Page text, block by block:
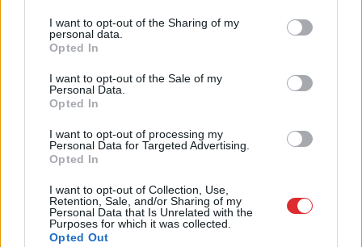
not limited to your visit or usage behaviour. You may click to
grant or deny consent to Google and its third-party tags to
use your data for below specified purposes in below Google
consent section.
I want to opt-out of the Sharing of my
personal data.
Opted In
I want to opt-out of the Sale of my
Personal Data.
Opted In
I want to opt-out of processing my
Personal Data for Targeted Advertising.
Opted In
I want to opt-out of Collection, Use,
Retention, Sale, and/or Sharing of my
Personal Data that Is Unrelated with the
Purposes for which it was collected.
Opted Out
pusēm, viņu sagaida pārsteigums
Kā
duncis mugurā! Bagātā Krievijas
kaimiņvalsts praktiski atteikusies no
Krievijas naftas iepirkšanas
Šīm3 zodiaka zīmēm augusts būs īsts
murgs – esi gatavs jau tagad!
Lasīt citas ziņas